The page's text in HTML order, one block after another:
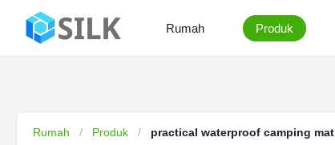
Rumah Produk
Rumah / Produk / practical waterproof camping mat